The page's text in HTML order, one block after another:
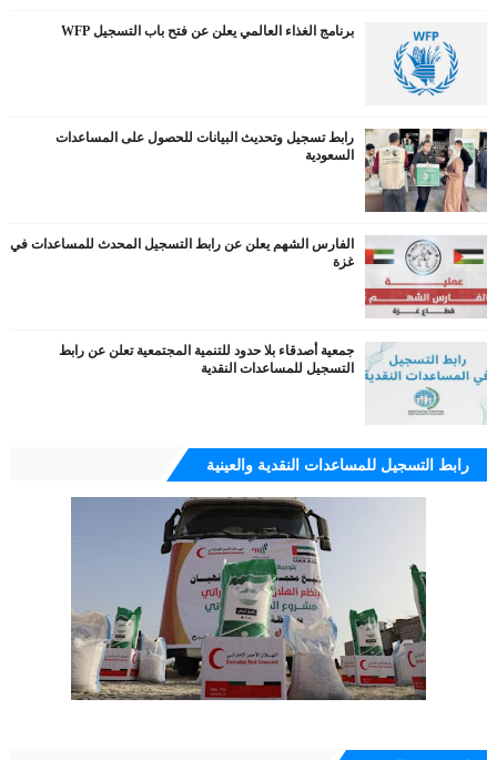
برنامج الغذاء العالمي يعلن عن فتح باب التسجيل WFP
رابط تسجيل وتحديث البيانات للحصول على المساعدات
السعودية
الفارس الشهم يعلن عن رابط التسجيل المحدث للمساعدات في
غزة
جمعية أصدقاء بلا حدود للتنمية المجتمعية تعلن عن رابط
التسجيل للمساعدات النقدية
رابط التسجيل للمساعدات النقدية والعينية